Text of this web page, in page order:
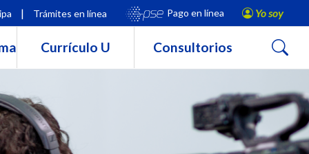
| Trámites en línea Pago en línea Yo soy
Currículo U Consultorios Buscar